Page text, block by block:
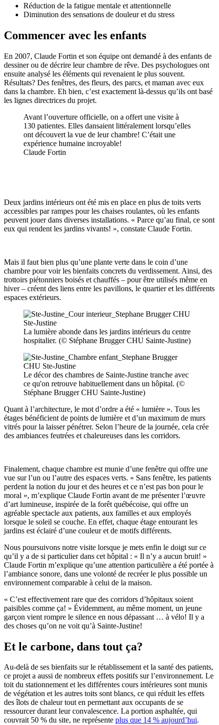
Réduction de la fatigue mentale et attentionnelle
Diminution des sensations de douleur et du stress
Commencer avec les enfants
En 2007, Claude Fortin et son équipe ont demandé à des enfants de
dessiner ou de décrire leur chambre de rêve. Des psychologues ont
ensuite analysé les éléments qui revenaient le plus souvent.
Résultats? Des fenêtres, des fleurs, des parcs, et maman avec eux
dans la chambre. Eh bien, c’est exactement là-dessus qu’ils ont basé
les lignes directrices du projet.
Avant l’ouverture officielle, on a offert une visite à
130 patientes. Elles dansaient littéralement lorsqu’elles
ont découvert la vue de leur chambre! C’était une
expérience humaine incroyable!
Claude Fortin
Deux jardins intérieurs ont été mis en place en plus de toits verts
accessibles par rampes pour les chaises roulantes, où les enfants
peuvent jouer dans diverses installations. « Parce qu’au final, ce sont
eux qui rendent les jardins vivants! », constate Claude Fortin.
Mais il faut bien plus qu’une plante verte dans le coin d’une
chambre pour voir les bienfaits concrets du verdissement. Ainsi, des
trottoirs piétonniers boisés et chauffés ‒ pour être utilisés même en
hiver ‒ créent des liens entre les pavillons, le quartier et les différents
espaces extérieurs.
La lumière abonde dans les jardins intérieurs du centre
hospitalier. (© Stéphane Brugger CHU Sainte-Justine)
Le décor des chambres de Sainte-Justine tranche avec
ce qu'on retrouve habituellement dans un hôpital. (©
Stéphane Brugger CHU Sainte-Justine)
Quant à l’architecture, le mot d’ordre a été « lumière ». Tous les
étages bénéficient de points de lumière et d’un maximum de murs
vitrés pour la laisser pénétrer. Selon l’heure de la journée, cela crée
des ambiances feutrées et chaleureuses dans les corridors.
Finalement, chaque chambre est munie d’une fenêtre qui offre une
vue sur l’un ou l’autre des espaces verts. « Sans fenêtre, les patients
perdent la notion du jour et des heures et ce n’est pas bon pour le
moral », m’explique Claude Fortin avant de me présenter l’œuvre
d’art lumineuse, inspirée de la forêt québécoise, qui offre un
agréable spectacle aux patients, aux familles et aux employés
lorsque le soleil se couche. En effet, chaque étage entourant les
jardins est éclairé d’une couleur et de motifs différents.
Nous poursuivons notre visite lorsque je mets enfin le doigt sur ce
qu’il y a de si particulier dans cet hôpital : « Il n’y a aucun bruit! »
Claude Fortin m’explique qu’une attention particulière a été portée à
l’ambiance sonore, dans une volonté de recréer le plus possible un
environnement comparable à celui de la maison.
« C’est effectivement rare que des corridors d’hôpitaux soient
paisibles comme ça! » Évidemment, au même moment, un jeune
garçon vient rompre le silence en nous dépassant … à vélo! Il y a
des choses qu’on ne voit qu’à Sainte-Justine!
Et le carbone, dans tout ça?
Au-delà de ses bienfaits sur le rétablissement et la santé des patients,
ce projet a aussi de nombreux effets positifs sur l’environnement. Le
toit du stationnement et les différentes cours intérieures sont munis
de végétation et les autres toits sont blancs, ce qui réduit les effets
des îlots de chaleur tout en permettant aux occupants de se
ressourcer durant leur convalescence. La portion asphaltée, qui
couvrait 50 % du site, ne représente plus que 14 % aujourd’hui.